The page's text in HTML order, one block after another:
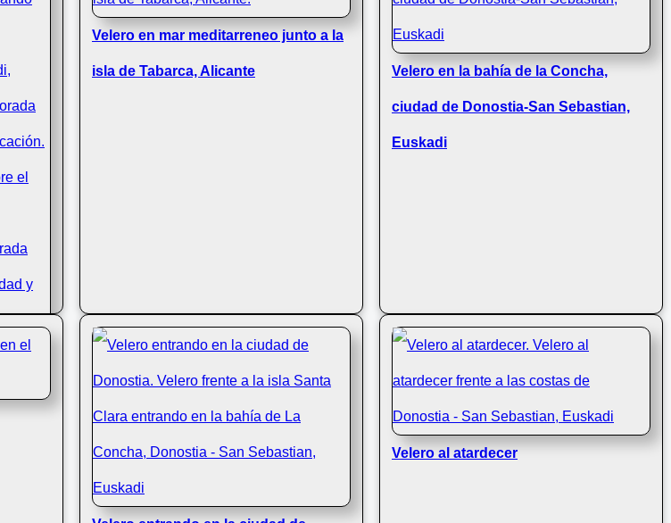
Velero en mar meditarreneo junto a la
isla de Tabarca, Alicante Velero en la bahía de la Concha,
ciudad de Donostia-San Sebastian,
Euskadi
Velero al atardecer